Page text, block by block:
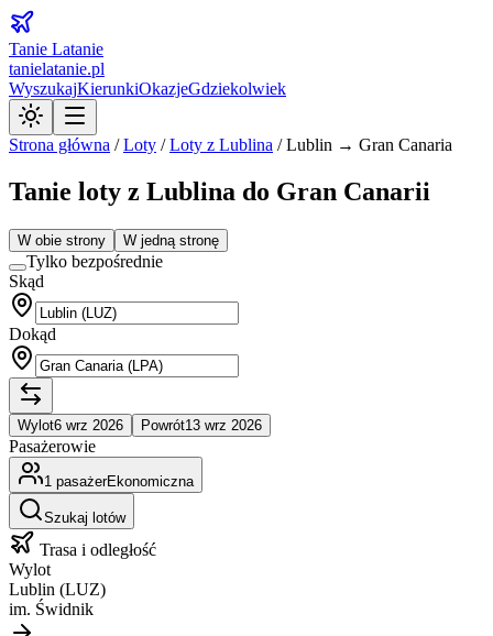
Tanie Latanie
tanielatanie.pl
WyszukajKierunkiOkazjeGdziekolwiek
Strona główna /Loty /Loty z Lublina /Lublin → Gran Canaria
Tanie loty z Lublina do Gran Canarii
W obie strony W jedną stronę
Tylko bezpośrednie
Skąd
Dokąd
Wylot6 wrz 2026 Powrót13 wrz 2026
Pasażerowie
1 pasażerEkonomiczna
Szukaj lotów
Trasa i odległość
Wylot
Lublin (LUZ)
im. Świdnik